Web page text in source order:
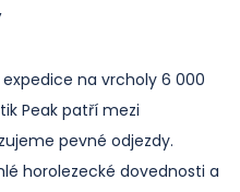
na vrcholy 6 000
Peak patří mezi
pevné odjezdy.
horolezecké dovednosti a